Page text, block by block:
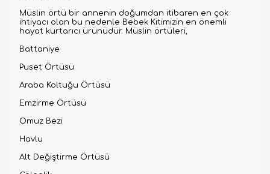
Müslin örtü bir annenin doğumdan itibaren en çok
ihtiyacı olan bu nedenle Bebek Kitimizin en önemli
hayat kurtarıcı ürünüdür. Müslin örtüleri,
Battaniye
Puset Örtüsü
Araba Koltuğu Örtüsü
Emzirme Örtüsü
Omuz Bezi
Havlu
Alt Değiştirme Örtüsü